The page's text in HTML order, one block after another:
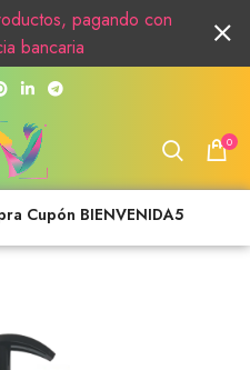
0
Cupón BIENVENIDA5
pagando con
bancaria